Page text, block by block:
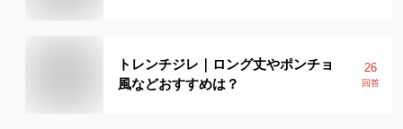
トレンチジレ｜ロング丈やポンチョ
風などおすすめは？
26
回答